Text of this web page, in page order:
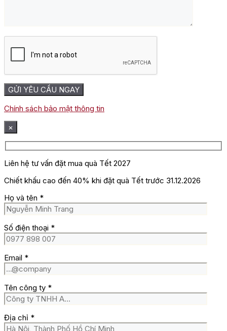
Chính sách bảo mật thông tin
×
Liên hệ tư vấn đặt mua quà Tết 2027
Chiết khấu cao đến 40% khi đặt quà Tết trước 31.12.2026
Họ và tên *
Số điện thoại *
Email *
Tên công ty *
Địa chỉ *